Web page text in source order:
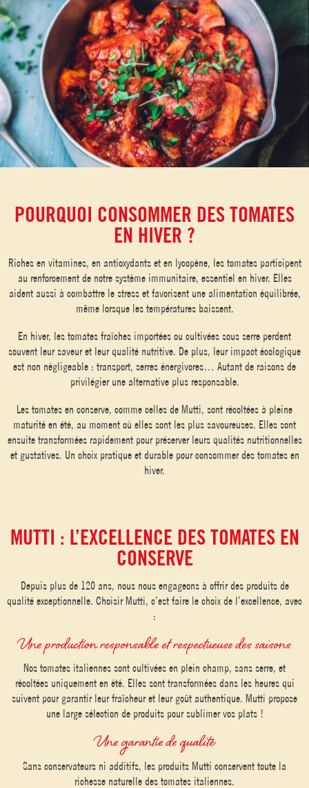
POURQUOI CONSOMMER DES TOMATES
EN HIVER ?
Riches en vitamines, en antioxydants et en lycopène, les tomates participent
au renforcement de notre système immunitaire, essentiel en hiver. Elles
aident aussi à combattre le stress et favorisent une alimentation équilibrée,
même lorsque les températures baissent.
En hiver, les tomates fraîches importées ou cultivées sous serre perdent
souvent leur saveur et leur qualité nutritive. De plus, leur impact écologique
est non négligeable : transport, serres énergivores… Autant de raisons de
privilégier une alternative plus responsable.
Les tomates en conserve, comme celles de Mutti, sont récoltées à pleine
maturité en été, au moment où elles sont les plus savoureuses. Elles sont
ensuite transformées rapidement pour préserver leurs qualités nutritionnelles
et gustatives. Un choix pratique et durable pour consommer des tomates en
hiver.
MUTTI : L’EXCELLENCE DES TOMATES EN
CONSERVE
Depuis plus de 120 ans, nous nous engageons à offrir des produits de
qualité exceptionnelle. Choisir Mutti, c’est faire le choix de l’excellence, avec
:
Une production responsable et respectueuse des saisons
Nos tomates italiennes sont cultivées en plein champ, sans serre, et
récoltées uniquement en été. Elles sont transformées dans les heures qui
suivent pour garantir leur fraîcheur et leur goût authentique. Mutti propose
une large sélection de produits pour sublimer vos plats !
Une garantie de qualité
Sans conservateurs ni additifs, les produits Mutti conservent toute la
richesse naturelle des tomates italiennes.